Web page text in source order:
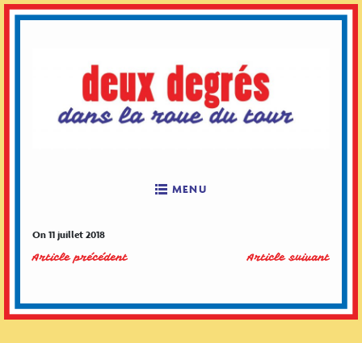
MENU
On 11 juillet 2018
Article suivant
Article précédent